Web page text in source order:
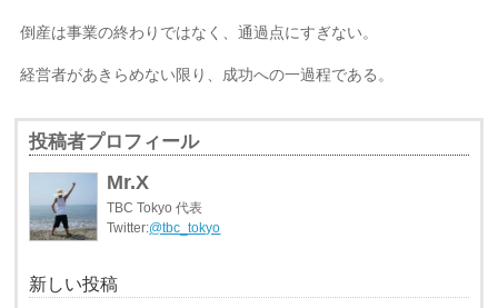
倒産は事業の終わりではなく、通過点にすぎない。
経営者があきらめない限り、成功への一過程である。
投稿者プロフィール
Mr.X
TBC Tokyo 代表
Twitter:@tbc_tokyo
新しい投稿